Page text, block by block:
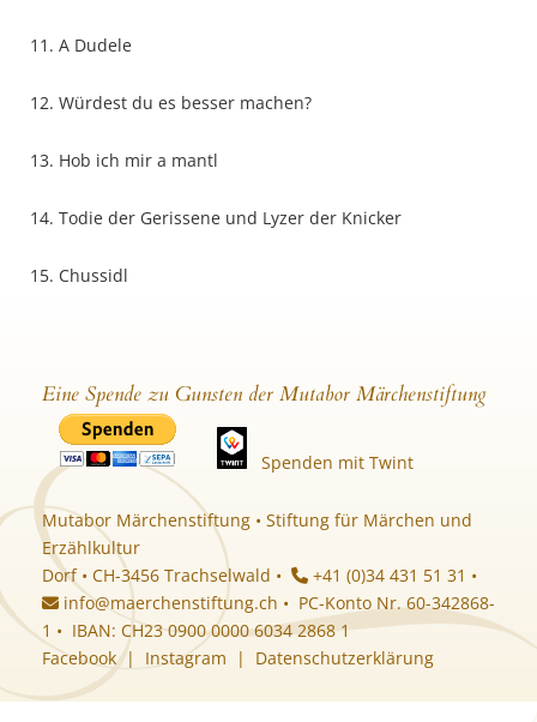
11. A Dudele
12. Würdest du es besser machen?
13. Hob ich mir a mantl
14. Todie der Gerissene und Lyzer der Knicker
15. Chussidl
Eine Spende zu Gunsten der Mutabor Märchenstiftung
Spenden mit Twint
Mutabor Märchenstiftung • Stiftung für Märchen und
Erzählkultur
Dorf • CH-3456 Trachselwald •
+41 (0)34 431 51 31 •
info@maerchenstiftung.ch • PC-Konto Nr. 60-342868-
1 • IBAN: CH23 0900 0000 6034 2868 1
Facebook| Instagram | Datenschutzerklärung